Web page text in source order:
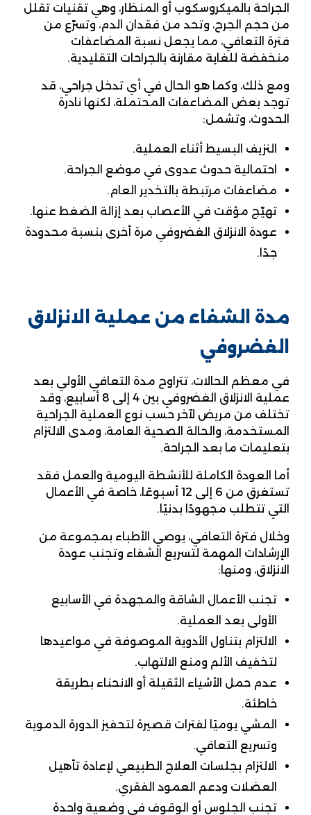
الجراحة بالميكروسكوب أو المنظار، وهي تقنيات تقلل
من حجم الجرح، وتحد من فقدان الدم، وتسرّع من
فترة التعافي، مما يجعل نسبة المضاعفات
منخفضة للغاية مقارنة بالجراحات التقليدية.
ومع ذلك، وكما هو الحال في أي تدخل جراحي، قد
توجد بعض المضاعفات المحتملة، لكنها نادرة
الحدوث، وتشمل:
النزيف البسيط أثناء العملية.
احتمالية حدوث عدوى في موضع الجراحة.
مضاعفات مرتبطة بالتخدير العام.
تهيّج مؤقت في الأعصاب بعد إزالة الضغط عنها.
عودة الانزلاق الغضروفي مرة أخرى بنسبة محدودة
جدًا.
مدة الشفاء من عملية الانزلاق
الغضروفي
في معظم الحالات، تتراوح مدة التعافي الأولي بعد
عملية الانزلاق الغضروفي بين 4 إلى 8 أسابيع، وقد
تختلف من مريض لآخر حسب نوع العملية الجراحية
المستخدمة، والحالة الصحية العامة، ومدى الالتزام
بتعليمات ما بعد الجراحة.
أما العودة الكاملة للأنشطة اليومية والعمل فقد
تستغرق من 6 إلى 12 أسبوعًا، خاصة في الأعمال
التي تتطلب مجهودًا بدنيًا.
وخلال فترة التعافي، يوصي الأطباء بمجموعة من
الإرشادات المهمة لتسريع الشفاء وتجنب عودة
الانزلاق، ومنها:
تجنب الأعمال الشاقة والمجهدة في الأسابيع
الأولى بعد العملية.
الالتزام بتناول الأدوية الموصوفة في مواعيدها
لتخفيف الألم ومنع الالتهاب.
عدم حمل الأشياء الثقيلة أو الانحناء بطريقة
خاطئة.
المشي يوميًا لفترات قصيرة لتحفيز الدورة الدموية
وتسريع التعافي.
الالتزام بجلسات العلاج الطبيعي لإعادة تأهيل
العضلات ودعم العمود الفقري.
تجنب الجلوس أو الوقوف في وضعية واحدة